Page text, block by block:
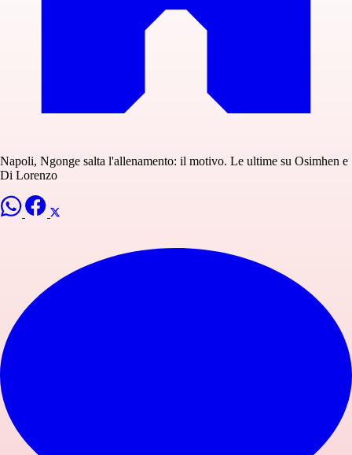
Napoli, Ngonge salta l'allenamento: il motivo. Le ultime su Osimhen e
Di Lorenzo